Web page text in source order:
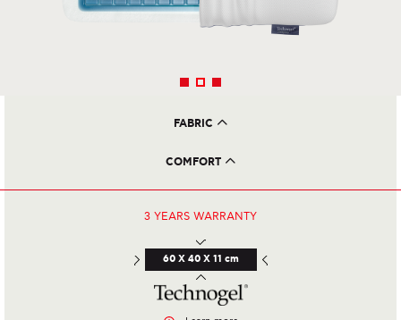
FABRIC
COMFORT
3 YEARS WARRANTY
60 X 40 X 11 cm